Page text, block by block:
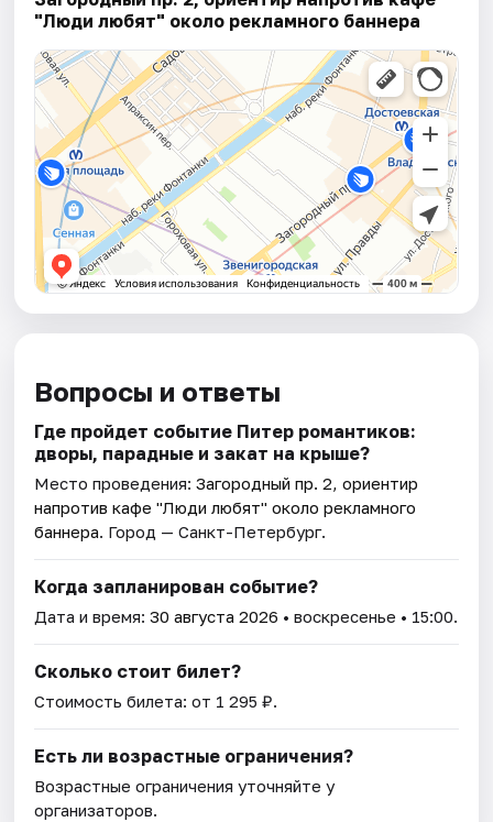
"Люди любят" около рекламного баннера
Вопросы и ответы
Где пройдет событие Питер романтиков:
дворы, парадные и закат на крыше?
Место проведения:Загородный пр. 2, ориентир
напротив кафе "Люди любят" около рекламного
баннера. Город — Санкт-Петербург.
Когда запланирован событие?
Дата и время:30 августа 2026 • воскресенье • 15:00.
Сколько стоит билет?
Стоимость билета: от 1 295 ₽.
Есть ли возрастные ограничения?
Возрастные ограничения уточняйте у
организаторов.